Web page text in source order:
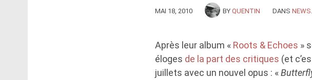
MAI 18, 2010 BY QUENTIN DANS NEWS
Après leur album « Roots & Echoes »
éloges de la part des critiques (et
juillets avec un nouvel opus : «